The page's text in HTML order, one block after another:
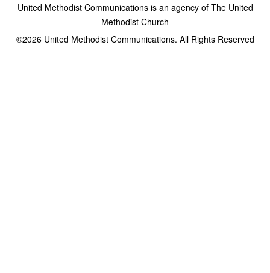
United Methodist Communications is an agency of The United
Methodist Church
©2026United Methodist Communications. All Rights Reserved